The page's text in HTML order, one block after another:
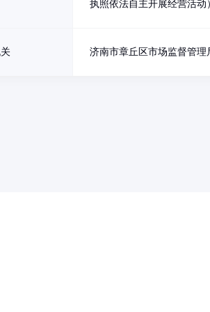
执照依法自主开展经营活动
济南市章丘区市场监督管理